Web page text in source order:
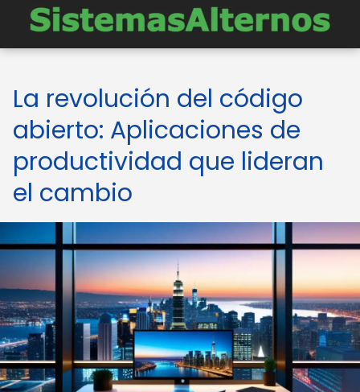
La revolución del código
abierto: Aplicaciones de
productividad que lideran
el cambio